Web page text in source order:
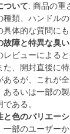
ついて: 商品の重
種類、ハンドル
具体的な質問にも
故障と特異な臭い
レビューによる
た、開封直後に
あるが、これが
あるいは一部の
ある。
と色のバリエー
一部のユーザー